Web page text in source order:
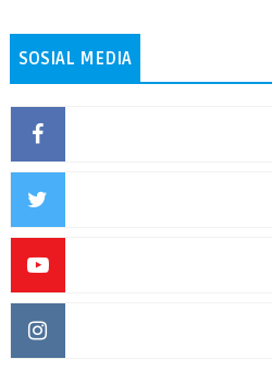
SOSIAL MEDIA